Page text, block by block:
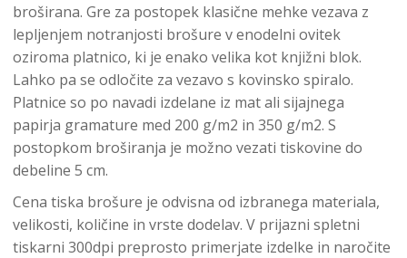
broširana. Gre za postopek klasične mehke vezava z
lepljenjem notranjosti brošure v enodelni ovitek
oziroma platnico, ki je enako velika kot knjižni blok.
Lahko pa se odločite za vezavo s kovinsko spiralo.
Platnice so po navadi izdelane iz mat ali sijajnega
papirja gramature med 200 g/m2 in 350 g/m2. S
postopkom broširanja je možno vezati tiskovine do
debeline 5 cm.
Cena tiska brošure je odvisna od izbranega materiala,
velikosti, količine in vrste dodelav. V prijazni spletni
tiskarni 300dpi preprosto primerjate izdelke in naročite